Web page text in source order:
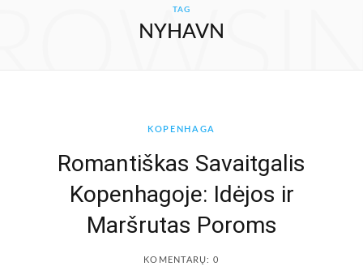
o
TAG
NYHAVN
KOPENHAGA
Romantiškas Savaitgalis
Kopenhagoje: Idėjos ir
Maršrutas Poroms
KOMENTARŲ: 0